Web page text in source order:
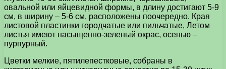
овальной или яйцевидной формы, в длину достигают 5-9
см, в ширину – 5-6 см, расположены поочередно. Края
листовой пластинки городчатые или пильчатые, Летом
листья имеют насыщенно-зеленый окрас, осенью –
пурпурный.
Цветки мелкие, пятилепестковые, собраны в